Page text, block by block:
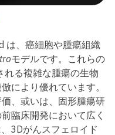
は、癌細胞や腫瘍組織
モデルです。これらの
れる複雑な腫瘍の生物
により優れています。
、或いは、固形腫瘍研
臨床開発において広く
3Dがんスフェロイド